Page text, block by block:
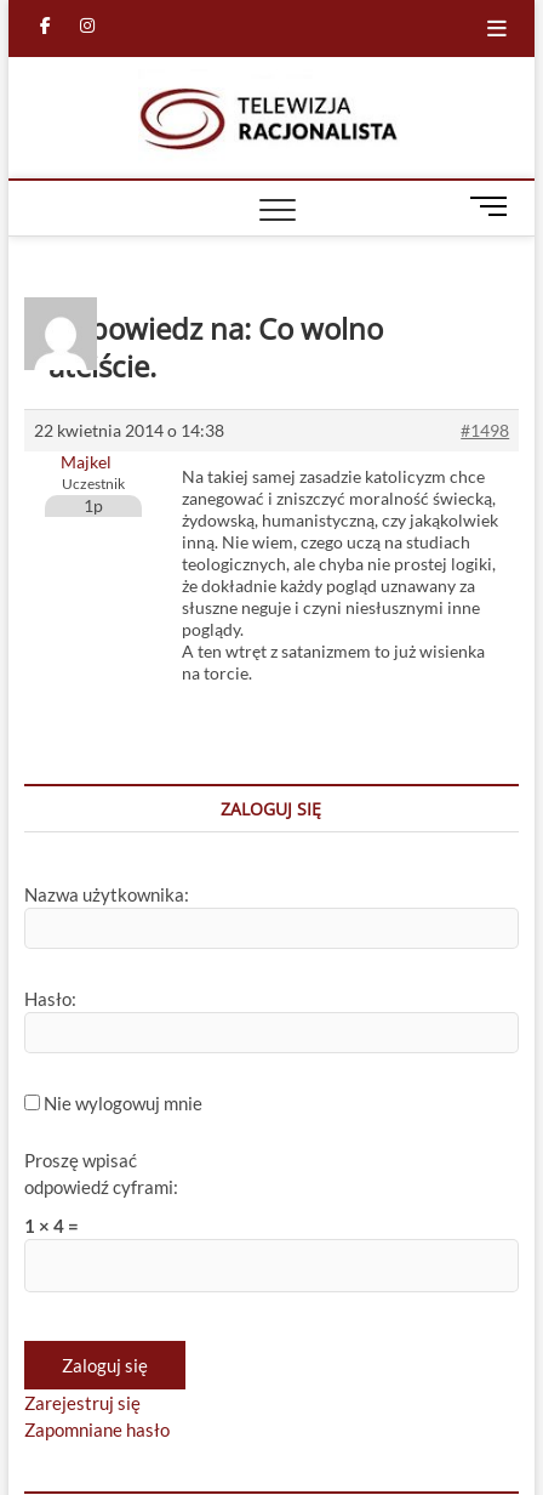
facebook
in
M
e
n
Odpowiedz na: Co wolno
ateiście.
22 kwietnia 2014 o 14:38
#1498
Majkel
Uczestnik
1p
Na takiej samej zasadzie katolicyzm chce
zanegować i zniszczyć moralność świecką,
żydowską, humanistyczną, czy jakąkolwiek
inną. Nie wiem, czego uczą na studiach
teologicznych, ale chyba nie prostej logiki,
że dokładnie każdy pogląd uznawany za
słuszne neguje i czyni niesłusznymi inne
poglądy.
A ten wtręt z satanizmem to już wisienka
na torcie.
ZALOGUJ SIĘ
Nazwa użytkownika:
Hasło:
Nie wylogowuj mnie
Proszę wpisać
odpowiedź cyframi:
1 × 4 =
Zaloguj się
Zarejestruj się
Zapomniane hasło